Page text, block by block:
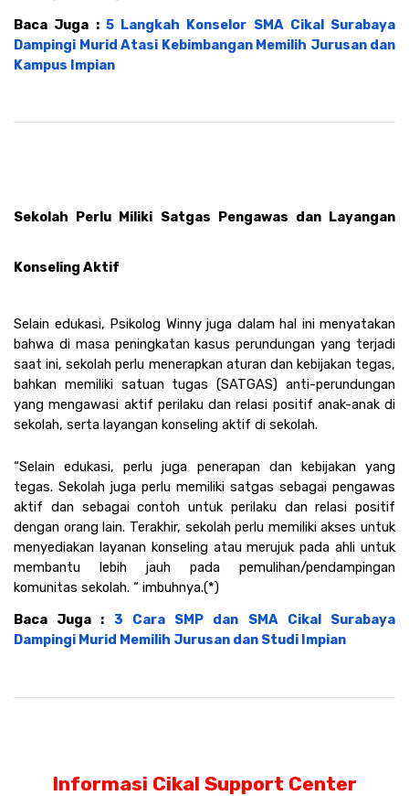
Baca Juga : 5 Langkah Konselor SMA Cikal Surabaya
Dampingi Murid Atasi Kebimbangan Memilih Jurusan dan
Kampus Impian
Sekolah Perlu Miliki Satgas Pengawas dan Layangan
Konseling Aktif
Selain edukasi, Psikolog Winny juga dalam hal ini menyatakan
bahwa di masa peningkatan kasus perundungan yang terjadi
saat ini, sekolah perlu menerapkan aturan dan kebijakan tegas,
bahkan memiliki satuan tugas (SATGAS) anti-perundungan
yang mengawasi aktif perilaku dan relasi positif anak-anak di
sekolah, serta layangan konseling aktif di sekolah.
“Selain edukasi, perlu juga penerapan dan kebijakan yang
tegas. Sekolah juga perlu memiliki satgas sebagai pengawas
aktif dan sebagai contoh untuk perilaku dan relasi positif
dengan orang lain. Terakhir, sekolah perlu memiliki akses untuk
menyediakan layanan konseling atau merujuk pada ahli untuk
membantu lebih jauh pada pemulihan/pendampingan
komunitas sekolah. “ imbuhnya.(*)
Baca Juga : 3 Cara SMP dan SMA Cikal Surabaya
Dampingi Murid Memilih Jurusan dan Studi Impian
Informasi Cikal Support Center